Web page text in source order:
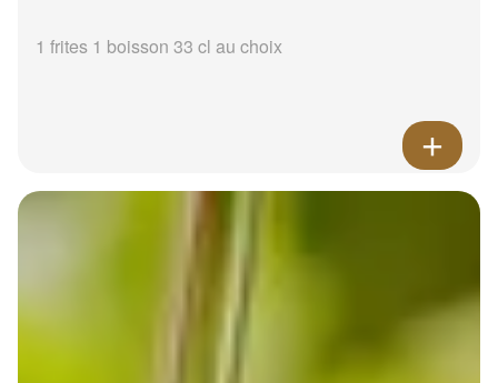
1 frites 1 boisson 33 cl au choix